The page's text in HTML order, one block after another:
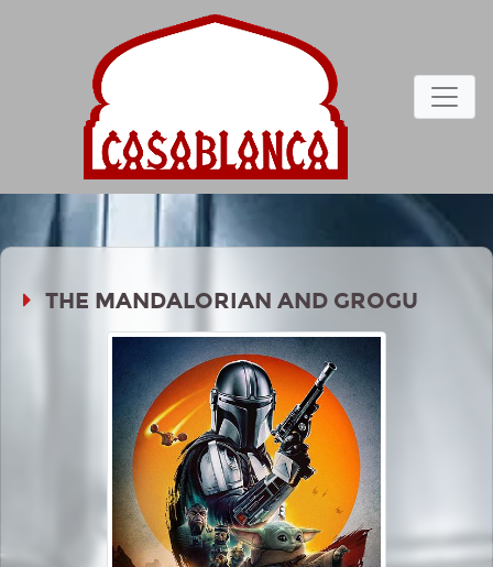
THE MANDALORIAN AND GROGU